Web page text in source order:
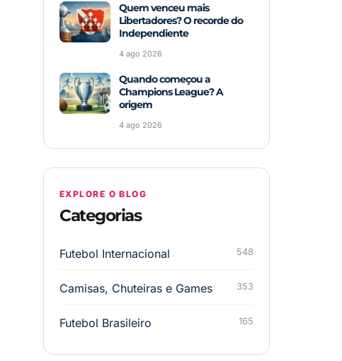
Quem venceu mais
Libertadores? O recorde do
Independiente
4 ago 2026
Quando começou a
Champions League? A
origem
4 ago 2026
EXPLORE O BLOG
Categorias
Futebol Internacional 548
Camisas, Chuteiras e Games 353
Futebol Brasileiro 165